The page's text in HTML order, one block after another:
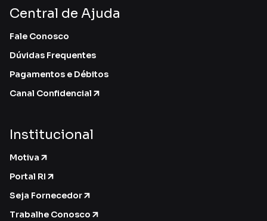
Central de Ajuda
Fale Conosco
Dúvidas Frequentes
Pagamentos e Débitos
Canal Confidencial
Institucional
Motiva
Portal RI
Seja Fornecedor
Trabalhe Conosco